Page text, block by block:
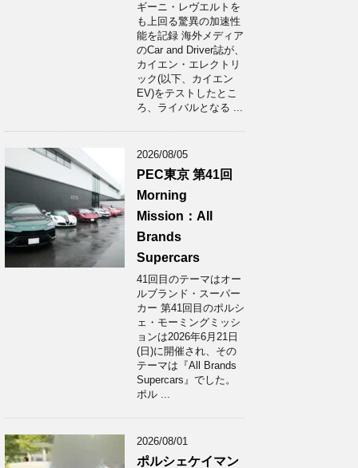
ギーニ・レヴエルトを
も上回る驚異の加速性
能を記録 海外メディア
のCar and Driver誌が、
カイエン・エレクトリ
ック(以下、カイエン
EV)をテストしたとこ
ろ、ライバルとなる ...
2026/08/05
PEC東京 第41回
Morning
Mission：All
Brands
Supercars
41回目のテーマはオー
ルブランド・スーパー
カー 第41回目のポルシ
ェ・モーミングミッシ
ョンは2026年6月21日
(日)に開催され、その
テーマは『All Brands
Supercars』でした。
ポル ...
2026/08/01
ポルシェケイマン